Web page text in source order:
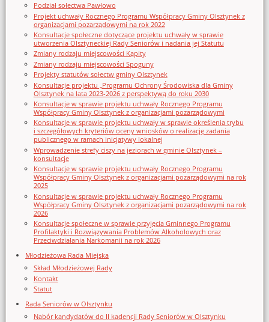
Podział sołectwa Pawłowo
Projekt uchwały Rocznego Programu Współpracy Gminy Olsztynek z
organizacjami pozarządowymi na rok 2022
Konsultacje społeczne dotyczące projektu uchwały w sprawie
utworzenia Olsztyneckiej Rady Seniorów i nadania jej Statutu
Zmiany rodzaju miejscowości Kąpity
Zmiany rodzaju miejscowości Spoguny
Projekty statutów sołectw gminy Olsztynek
Konsultacje projektu „Programu Ochrony Środowiska dla Gminy
Olsztynek na lata 2023-2026 z perspektywą do roku 2030
Konsultacje w sprawie projektu uchwały Rocznego Programu
Współpracy Gminy Olsztynek z organizacjami pozarządowymi
Konsultacje w sprawie projektu uchwały w sprawie określenia trybu
i szczegółowych kryteriów oceny wniosków o realizację zadania
publicznego w ramach inicjatywy lokalnej
Wprowadzenie strefy ciszy na jeziorach w gminie Olsztynek –
konsultacje
Konsultacje w sprawie projektu uchwały Rocznego Programu
Współpracy Gminy Olsztynek z organizacjami pozarządowymi na rok
2025
Konsultacje w sprawie projektu uchwały Rocznego Programu
Współpracy Gminy Olsztynek z organizacjami pozarządowymi na rok
2026
Konsultacje społeczne w sprawie przyjęcia Gminnego Programu
Profilaktyki i Rozwiązywania Problemów Alkoholowych oraz
Przeciwdziałania Narkomanii na rok 2026
Młodzieżowa Rada Miejska
Skład Młodzieżowej Rady
Kontakt
Statut
Rada Seniorów w Olsztynku
Nabór kandydatów do II kadencji Rady Seniorów w Olsztynku